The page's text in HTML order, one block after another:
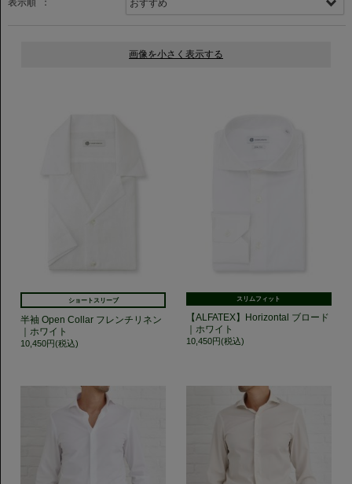
表示順 ：
ショートスリーブ
半袖 Open Collar フレンチリネン
｜ホワイト
10,450円(税込)
スリムフィット
【ALFATEX】Horizontal ブロード
｜ホワイト
10,450円(税込)